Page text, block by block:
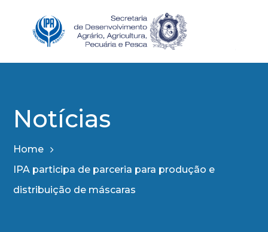
Notícias
Home
IPA participa de parceria para produção e
distribuição de máscaras